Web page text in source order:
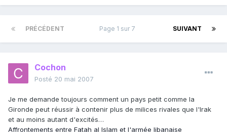
PRÉCÉDENT SUIVANT
Page 1 sur 7
Cochon
Posté 20 mai 2007
Je me demande toujours comment un pays petit comme la
Gironde peut réussir à contenir plus de milices rivales que l'Irak
et au moins autant d'excités…
Affrontements entre Fatah al Islam et l'armée libanaise